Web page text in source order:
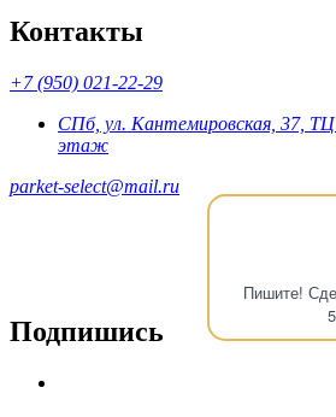
Пишите!
Контакты
+7 (950) 021-22-29
СПб, ул. Кантемировская, 37,
этаж
parket-select@mail.ru
Подпишись